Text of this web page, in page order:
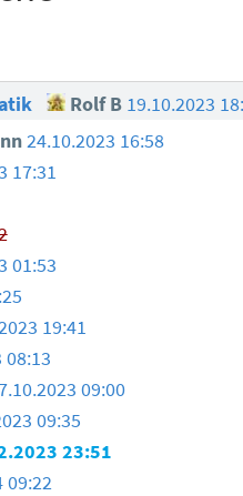
Rolf B 19.10.2023
24.10.2023 16:58
17:31
01:53
19:41
08:13
09:00
09:35
23:51
09:22